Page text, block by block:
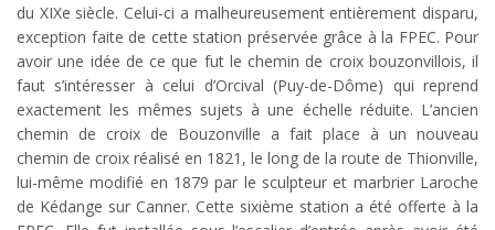
du XIXe siècle. Celui-ci a malheureusement entièrement disparu,
exception faite de cette station préservée grâce à la FPEC. Pour
avoir une idée de ce que fut le chemin de croix bouzonvillois, il
faut s’intéresser à celui d’Orcival (Puy-de-Dôme) qui reprend
exactement les mêmes sujets à une échelle réduite. L’ancien
chemin de croix de Bouzonville a fait place à un nouveau
chemin de croix réalisé en 1821, le long de la route de Thionville,
lui-même modifié en 1879 par le sculpteur et marbrier Laroche
de Kédange sur Canner. Cette sixième station a été offerte à la